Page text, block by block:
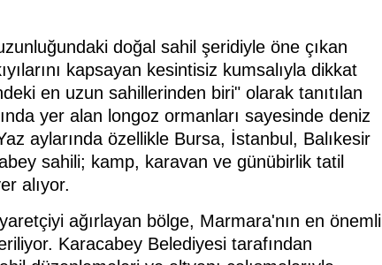
doğal sahil şeridiyle öne çıkan
kapsayan kesintisiz kumsalıyla dikkat
en uzun sahillerinden biri" olarak tanıtılan
yer alan longoz ormanları sayesinde deniz
aylarında özellikle Bursa, İstanbul, Balıkesir
sahili; kamp, karavan ve günübirlik tatil
alıyor.
ağırlayan bölge, Marmara'nın en önemli
Karacabey Belediyesi tarafından